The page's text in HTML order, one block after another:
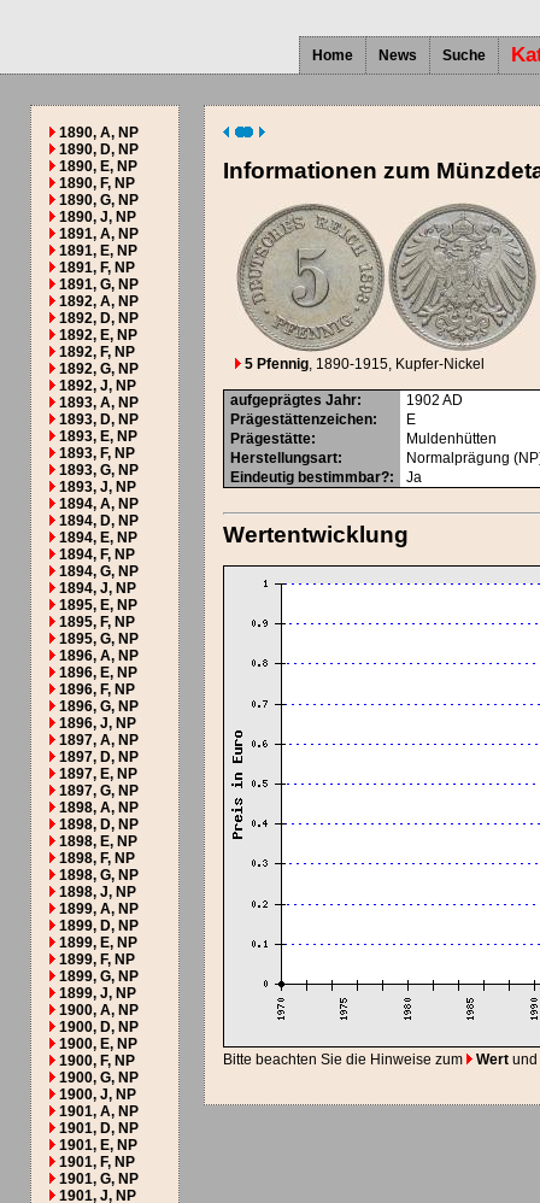
Home News Suche
1890, A, NP
1890, D, NP
1890, E, NP
1890, F, NP
1890, G, NP
1890, J, NP
1891, A, NP
1891, E, NP
1891, F, NP
1891, G, NP
1892, A, NP
1892, D, NP
1892, E, NP
1892, F, NP
1892, G, NP
1892, J, NP
1893, A, NP
1893, D, NP
1893, E, NP
1893, F, NP
1893, G, NP
1893, J, NP
1894, A, NP
1894, D, NP
1894, E, NP
1894, F, NP
1894, G, NP
1894, J, NP
1895, E, NP
1895, F, NP
1895, G, NP
1896, A, NP
1896, E, NP
1896, F, NP
1896, G, NP
1896, J, NP
1897, A, NP
1897, D, NP
1897, E, NP
1897, G, NP
1898, A, NP
1898, D, NP
1898, E, NP
1898, F, NP
1898, G, NP
1898, J, NP
1899, A, NP
1899, D, NP
1899, E, NP
1899, F, NP
1899, G, NP
1899, J, NP
1900, A, NP
1900, D, NP
1900, E, NP
1900, F, NP
1900, G, NP
1900, J, NP
1901, A, NP
1901, D, NP
1901, E, NP
1901, F, NP
1901, G, NP
1901, J, NP
Informationen zum
5 Pfennig, 1890-1915, Kupfer-Nickel
aufgeprägtes Jahr: 1902AD
Prägestättenzeichen:
E
Prägestätte:
Muldenhütten
Herstellungsart:
Normalprägung
Eindeutig bestimmbar?: Ja
Wertentwicklung
Bitte beachten Sie die Hinweise zum Wert